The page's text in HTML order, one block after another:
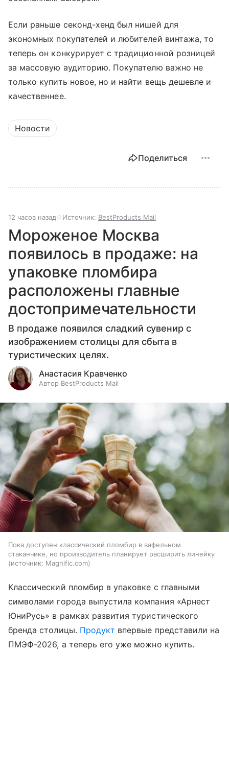
Если раньше секонд-хенд был нишей для
экономных покупателей и любителей винтажа, то
теперь он конкурирует с традиционной розницей
за массовую аудиторию. Покупателю важно не
только купить новое, но и найти вещь дешевле и
качественнее.
Новости
Поделиться
12 часов назад Источник: BestProducts Mail
Мороженое Москва
появилось в продаже: на
упаковке пломбира
расположены главные
достопримечательности
В продаже появился сладкий сувенир с
изображением столицы для сбыта в
туристических целях.
Анастасия Кравченко
Автор BestProducts Mail
Пока доступен классический пломбир в вафельном
стаканчике, но производитель планирует расширить линейку
источник: Magnific.com
Классический пломбир в упаковке с главными
символами города выпустила компания «Арнест
ЮниРусь» в рамках развития туристического
бренда столицы. Продукт впервые представили на
ПМЭФ-2026, а теперь его уже можно купить.